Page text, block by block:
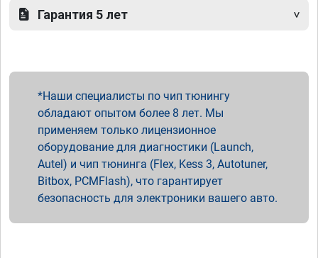
Гарантия 5 лет
Наши специалисты по чип тюнингу
обладают опытом более 8 лет. Мы
применяем только лицензионное
оборудование для диагностики (Launch,
Autel) и чип тюнинга (Flex, Kess 3, Autotuner,
Bitbox, PCMFlash), что гарантирует
безопасность для электроники вашего авто.